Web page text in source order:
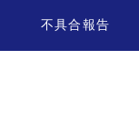
不具合報告